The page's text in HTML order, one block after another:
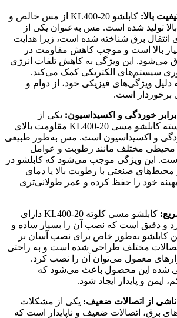
بالا:
کابلشو KL400-20 از مس خالص و
بالا تولید شده است. مس به‌عنوان یکی از
انتقال برق شناخته شده است، زیرا هدایت
بالا است و موجب کاهش مقاومت در
می‌شود. این ویژگی به کاهش تلفات انرژی
سیستم‌های الکتریکی کمک می‌کند.
ویژگی‌های فیزیکی خود، از دوام و
برخوردار است.
برابر خوردگی و اکسیداسیون: یکی از
ویژگی‌های برجسته کابلشو مسی KL400-20 مقاومت بالای
و اکسیداسیون است. مس به‌طور طبیعی
محیطی مختلف مانند رطوبت و عوامل
این ویژگی موجب می‌شود که کابلشو در
صنعتی با رطوبت بالا یا دمای
خود را حفظ کرده و عمر طولانی‌تری
کابلشو مسی کلوته KL400-20 دارای
و دقیق است که نصب آن را بسیار ساده و
کابلشو به‌طور خاص برای نصب آسان بر
مختلف طراحی شده است و به راحتی
معمول می‌توان آن را نصب کرد.
شده این محصول باعث می‌شود که
ایمن و پایدار ایجاد شود.
از اتصالات ضعیف: یکی از مشکلات
برق، اتصالات ضعیف و ناپایدار است که